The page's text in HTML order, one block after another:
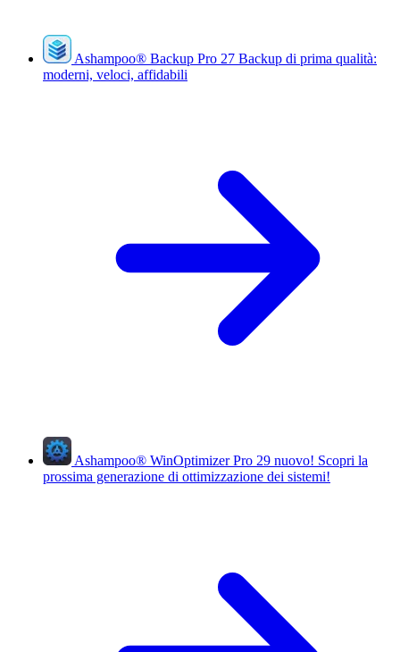
Ashampoo® Backup Pro 27 Backup di prima qualità:
moderni, veloci, affidabili
Ashampoo® WinOptimizer Pro 29 nuovo! Scopri la
prossima generazione di ottimizzazione dei sistemi!